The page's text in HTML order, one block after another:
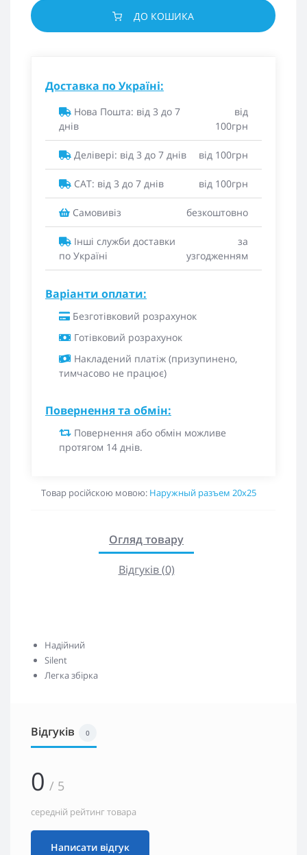
ДО КОШИКА
Доставка по Україні:
Нова Пошта: від 3 до 7
днів
від
100грн
Делівері: від 3 до 7 днів від 100грн
САТ: від 3 до 7 днів від 100грн
Самовивіз безкоштовно
Інші служби доставки
по Україні
за
узгодженням
Варіанти оплати:
Безготівковий розрахунок
Готівковий розрахунок
Накладений платіж (призупинено,
тимчасово не працює)
Повернення та обмін:
Повернення або обмін можливе
протягом 14 днів.
Товар російскою мовою: Наружный разъем 20х25
Огляд товару
Відгуків (0)
Надійний
Silent
Легка збірка
Відгуків 0
0 / 5
середній рейтинг товара
Написати відгук